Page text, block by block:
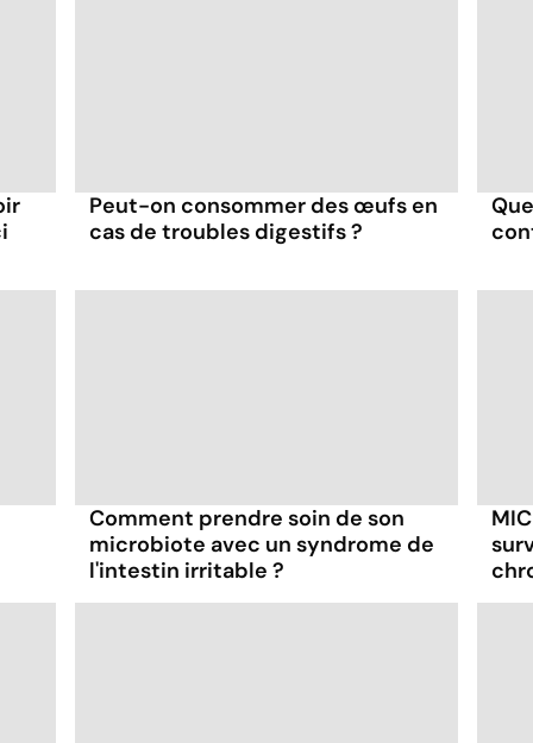
Peut-on consommer des œufs en
cas de troubles digestifs ?
Comment prendre soin de son
microbiote avec un syndrome de
l'intestin irritable ?